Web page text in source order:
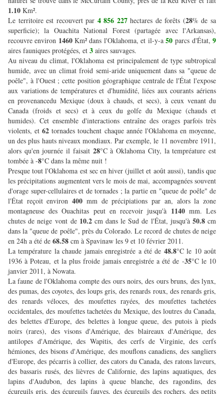
1.10 Km².
Le territoire est recouvert par 4 856 227hectares de forêts (28% de sa
superficie); la Ouachita National Forest (partagée avec l'Arkansas),
recouvre environ 1460Km² dans l'Oklahoma, et il-y-a 50parcs d'État,9
aires fauniques protégées, et 3 aires sauvages.
Au niveau du climat, l'Oklahoma est principalement de type subtropical
humide, avec un climat froid semi-aride uniquement dans sa "queue de
poêle", à l'Ouest ; cette position géographique centrale de l'État l'expose
aux variations de températures et d'humidité, liées aux courants aériens
en provenancedu Mexique (doux à chauds, et secs), à ceux venant du
Canada (froids et secs) et à ceux du golfe du Mexique (chauds et
humides). Cet ensemble d'interactions entraîne des orages parfois très
violents, et62tornades touchent chaque année l'Oklahoma en moyenne,
un des plus hauts niveaux mondiaux. Par exemple, le 11 novembre 1911,
alors qu'en journée il faisait 28°C à Oklahoma City, la tempréature est
tombée à -8°C dans la même nuit !
Presque tout l'Oklahoma est sec en hiver (juillet et août aussi), tandis que
les précipitations augmentent vers le mois de mai, accompagnées souvent
d'orage super-cellulaires et de tornades ; la partie en "queue de poêle" de
l'État reçoit environ400 mm de précipiations par an, alors la zone
montagneuse des Ouachitas peut en recevoir jusqu'à 1140 mm. Les
chutes de neige vont de 10.2 cm dans le Sud de l'État, jusqu'à 50.8cm
dans la "queue de poêle", près du Colorado. Le record de chutes de neige
en 24h a été de 68.58 cm à Spavinaw les 9 et 10 février 2011.
La température la chaude jamais enregistrée a été de 48.8°C le 10 août
1936 à Poteau, et la plus froide jamais enregistrée a été de -35°C le 10
janvier 2011, à Nowata.
La faune de l'Oklahoma compte des ours noirs, des ours bruns, des lynx,
des pumas, des coyotes, des loups gris, des renards roux, des renards gris,
des renards véloces, des moufettes rayées, des moufettes tachetées
occidentales, des moufettes tachetées du Mexique, des loutres du Canada,
des belettes d'Europe, des belettes à longue queue, des putois à pieds
noirs (rares), des visons d'Amérique, des blaireaux d'Amérique, des
antilopes d'Amérique, des Wapitis, des cerfs de Virginie, des cerfs
hémiones, des bisons d'Amérique, des mouflons canadiens, des sangliers
d'Europe, des pécarris à collier, des cators du Canada, des ratons laveurs,
des bassaris rusés, des lièvres de Californie, des lapins aquatiques, des
lapins d'Audubon, des lapins à queue blanche, des ragondins, des
écureuils gris, des écureuils fauves, des écureuils des rochers, des petits